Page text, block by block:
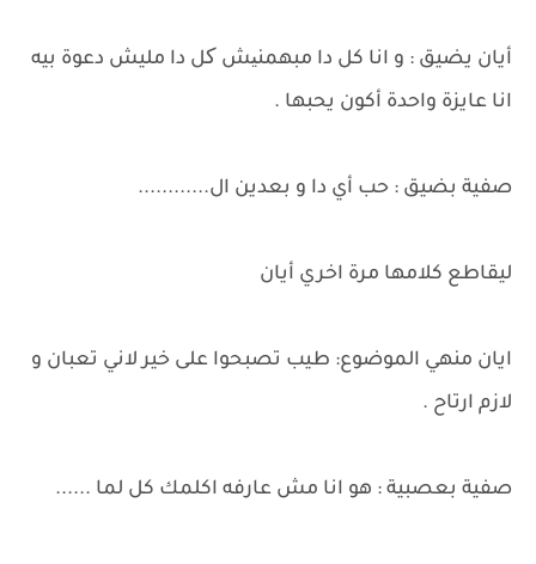
أيان يضيق : و انا كل دا مبهمنیش کل دا مليش دعوة بيه
انا عايزة واحدة أكون يحبها .
صفية بضيق : حب أي دا و بعدين ال............
ليقاطع كلامها مرة اخري أيان
ايان منهي الموضوع: طيب تصبحوا على خير لاني تعبان و
لازم ارتاح .
صفية بعصبية : هو انا مش عارفه اكلمك كل لما ......